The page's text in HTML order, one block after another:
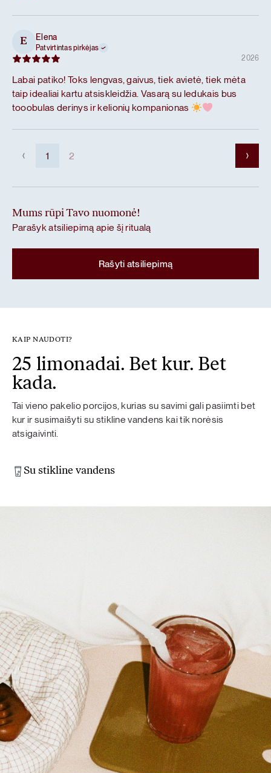
E Elena
Patvirtintas pirkėjas
2026
Labai patiko! Toks lengvas, gaivus, tiek avietė, tiek mėta
taip idealiai kartu atsiskleidžia. Vasarą su ledukais bus
tooobulas derinys ir kelionių kompanionas
1 2
Mums rūpi Tavo nuomonė!
Parašyk atsiliepimą apie šį ritualą
Rašyti atsiliepimą
KAIP NAUDOTI?
25 limonadai. Bet kur. Bet
kada.
Tai vieno pakelio porcijos, kurias su savimi gali pasiimti bet
kur ir susimaišyti su stikline vandens kai tik norėsis
atsigaivinti.
Su stikline vandens